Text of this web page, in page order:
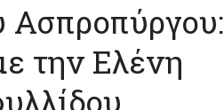
Ασπροπύργου:
την Ελένη